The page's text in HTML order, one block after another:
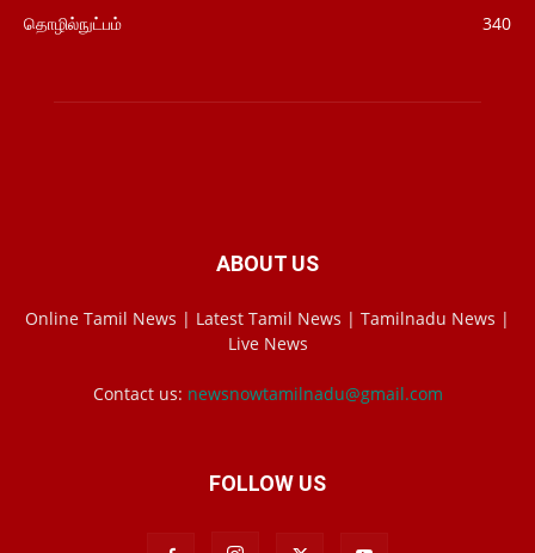
தொழில்நுட்பம்
340
ABOUT US
Online Tamil News | Latest Tamil News | Tamilnadu News |
Live News
Contact us: newsnowtamilnadu@gmail.com
FOLLOW US